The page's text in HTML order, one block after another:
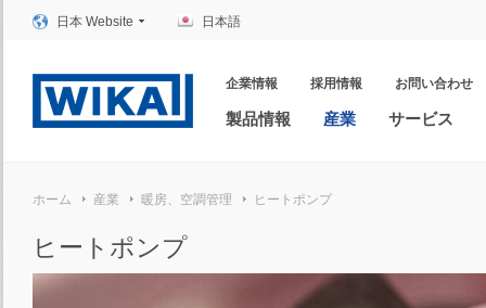
日本 Website 日本語
企業情報 採用情報 お問い合わせ
製品情報 産業 サービス
ホーム 産業 暖房、空調管理 ヒートポンプ
ヒートポンプ